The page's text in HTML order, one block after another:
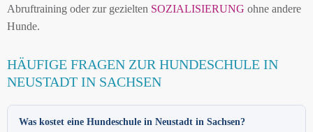
Abruftraining oder zur gezielten SOZIALISIERUNG ohne andere
Hunde.
HÄUFIGE FRAGEN ZUR HUNDESCHULE IN
NEUSTADT IN SACHSEN
Was kostet eine Hundeschule in Neustadt in Sachsen?